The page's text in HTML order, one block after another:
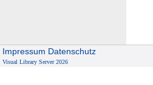
Impressum Datenschutz
Visual Library Server 2026